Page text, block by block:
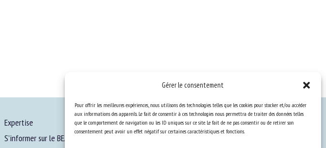
Gérer le consentement
Pour offrir les meilleures expériences, nous utilisons des technologies telles que les cookies pour stocker et/ou accéder
aux informations des appareils. Le fait de consentir à ces technologies nous permettra de traiter des données telles
que le comportement de navigation ou les ID uniques sur ce site. Le fait de ne pas consentir ou de retirer son
consentement peut avoir un effet négatif sur certaines caractéristiques et fonctions.
Expertise
S’informer sur le BEA
Ressources